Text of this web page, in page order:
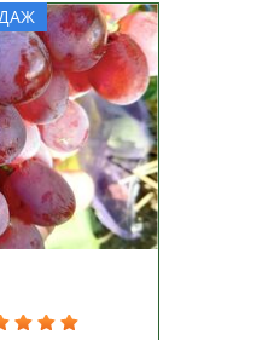
— нова
столового
раннього
(105-115 днів).
О.М. Кущі
визріває
дуже